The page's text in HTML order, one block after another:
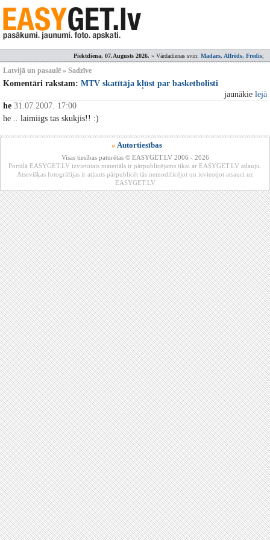
Piektdiena, 07.Augusts 2026. » Vārdadienas svin: Madars, Alfrēds, Fredis;
Latvijā un pasaulē » Sadzīve
Komentāri rakstam: MTV skatītāja kļūst par basketbolisti
jaunākie lejā
he 31.07.2007. 17:00
he .. laimiigs tas skukjis!! :)
» Autortiesības
Visas tiesības paturētas © EASYGET.LV 2006 - 2026
Portālā EASYGET.LV izvietotais materiāls ir pārpublicējams tikai ar EASYGET.LV atļauju.
Atsevišķas fotogrāfijas ir atļauts pārpublicēt tās nemodificējot un ievieotjot atsauci uz
EASYGET.LV